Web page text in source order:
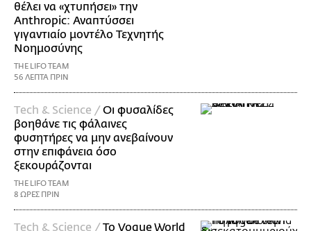
θέλει να «χτυπήσει» την
Anthropic: Αναπτύσσει
γιγαντιαίο μοντέλο Τεχνητής
Νοημοσύνης
THE LIFO TEAM
56 ΛΕΠΤΑ ΠΡΙΝ
Τech & Science /Οι φυσαλίδες
βοηθάνε τις φάλαινες
φυσητήρες να μην ανεβαίνουν
στην επιφάνεια όσο
ξεκουράζονται
THE LIFO TEAM
8 ΩΡΕΣ ΠΡΙΝ
Τech & Science /Το Vogue World